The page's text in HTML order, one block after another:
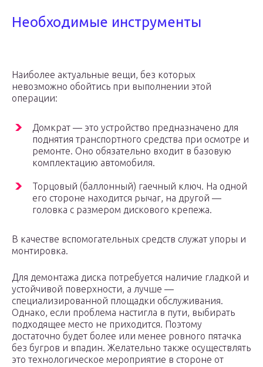
Необходимые инструменты
Наиболее актуальные вещи, без которых
невозможно обойтись при выполнении этой
операции:
Домкрат — это устройство предназначено для
поднятия транспортного средства при осмотре и
ремонте. Оно обязательно входит в базовую
комплектацию автомобиля.
Торцовый (баллонный) гаечный ключ. На одной
его стороне находится рычаг, на другой —
головка с размером дискового крепежа.
В качестве вспомогательных средств служат упоры и
монтировка.
Для демонтажа диска потребуется наличие гладкой и
устойчивой поверхности, а лучше —
специализированной площадки обслуживания.
Однако, если проблема настигла в пути, выбирать
подходящее место не приходится. Поэтому
достаточно будет более или менее ровного пятачка
без бугров и впадин. Желательно также осуществлять
это технологическое мероприятие в стороне от